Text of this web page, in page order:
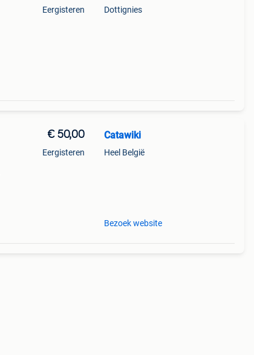
Eergisteren Dottignies
€ 50,00
Eergisteren
Catawiki
Heel België
Bezoek website